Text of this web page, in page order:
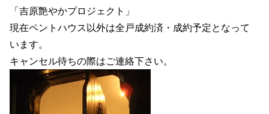
「吉原艶やかプロジェクト」
現在ペントハウス以外は全戸成約済・成約予定となって
います。
キャンセル待ちの際はご連絡下さい。